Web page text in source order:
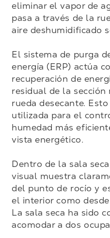
eliminar el vapor de
pasa a través de la
aire deshumidificado
El sistema de purga
energía (ERP) actúa
recuperación de
residual de la sección
rueda desecante.
utilizada para el
humedad más
vista energético.
Dentro de la sala
visual muestra
del punto de rocío y
el interior como
La sala seca ha sido
acomodar a dos